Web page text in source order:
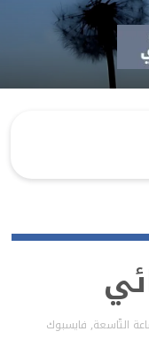
التّاسعة, فايسبوك